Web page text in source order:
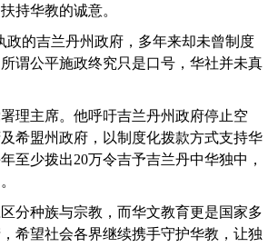
持华教的诚意。
政的吉兰丹州政府，多年来却未曾制度
谓公平施政终究只是口号，华社并未真
理主席。他呼吁吉兰丹州政府停止空
希盟州政府，以制度化拨款方式支持华
至少拨出20万令吉予吉兰丹中华独中，
分种族与宗教，而华文教育更是国家多
希望社会各界继续携手守护华教，让独